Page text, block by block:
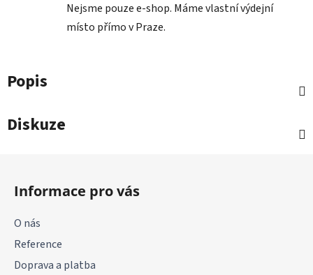
Nejsme pouze e-shop. Máme vlastní výdejní
místo přímo v Praze.
Popis
Diskuze
Informace pro vás
O nás
Reference
Doprava a platba